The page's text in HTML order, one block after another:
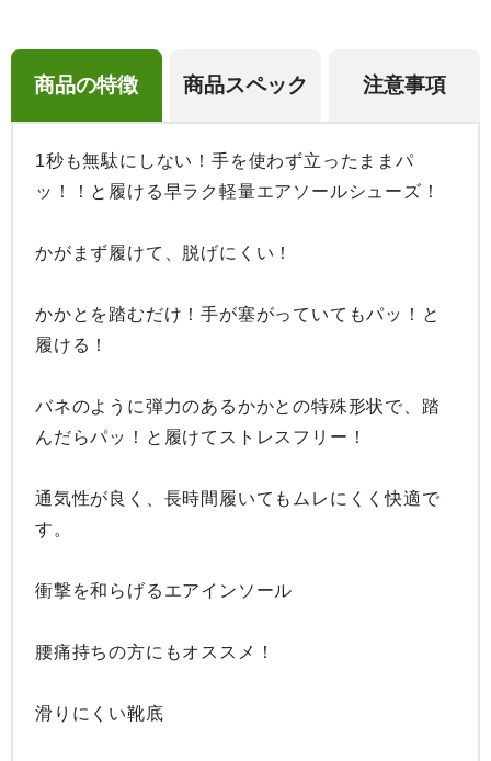
商品の特徴 商品スペック 注意事項
1秒も無駄にしない！手を使わず立ったままパ
ッ！！と履ける早ラク軽量エアソールシューズ！
かがまず履けて、脱げにくい！
かかとを踏むだけ！手が塞がっていてもパッ！と
履ける！
バネのように弾力のあるかかとの特殊形状で、踏
んだらパッ！と履けてストレスフリー！
通気性が良く、長時間履いてもムレにくく快適で
す。
衝撃を和らげるエアインソール
腰痛持ちの方にもオススメ！
滑りにくい靴底